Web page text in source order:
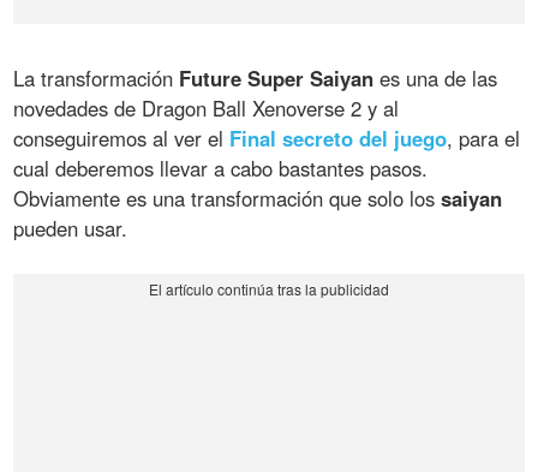
La transformación Future Super Saiyan es una de las
novedades de Dragon Ball Xenoverse 2 y al
conseguiremos al ver el Final secreto del juego, para el
cual deberemos llevar a cabo bastantes pasos.
Obviamente es una transformación que solo lossaiyan
pueden usar.